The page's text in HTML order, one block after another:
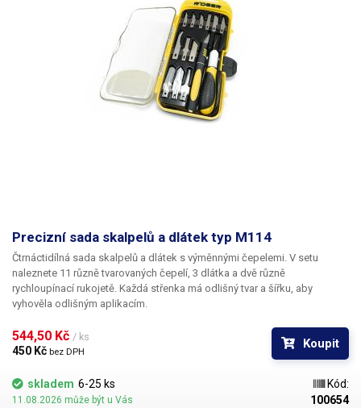
Precizní sada skalpelů a dlátek typ M114
Čtrnáctidílná sada skalpelů a dlátek s výměnnými čepelemi. V setu
naleznete 11 různě tvarovaných čepelí, 3 dlátka a dvě různě
rychloupínací rukojetě. Každá střenka má odlišný tvar a šířku, aby
vyhověla odlišným aplikacím.
544,50 Kč / ks
450 Kč bez DPH
Koupit
skladem 6-25 ks
11.08.2026 může být u Vás
Kód:
100654